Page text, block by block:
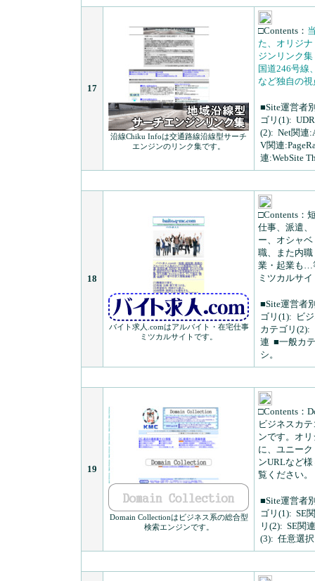
17
沿線Chiku Infoは交通路線沿線型サーチ
エンジンのリンク集です。
□Contents：
た、オリジ
ジンリンク
国道246号線
など独自の
■Site運営者
ゴリ(1):
(2): Net関連
V関連
連:WebSite
18
バイト求人.comはアルバイト・在宅仕事
ミツカルサイトです。
□Contents：
仕事、派遣
ー、オシャ
職、また内
業・起業も…
ミツカルサ
■Site運営者
ゴリ(1): ビ
カテゴリ(2):
連 ■一般カ
シ。
19
Domain Collectionはビジネス系の総合型
検索エンジンです。
□Contents：
ビジネスカ
ンです。オ
に、ユニー
ンURLなど
覧ください。
■Site運営者
ゴリ(1): SE
リ(2): SE関
(3): 任意選